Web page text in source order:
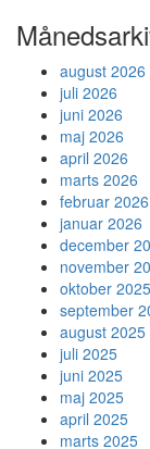
august 2026
juli 2026
juni 2026
maj 2026
april 2026
marts 2026
februar 2026
januar 2026
december
november
oktober 2025
september
august 2025
juli 2025
juni 2025
maj 2025
april 2025
marts 2025